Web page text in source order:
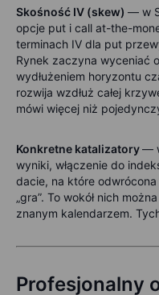
Skośność IV (skew) — w
opcje put i call at-the-
terminach IV dla put
Rynek zaczyna wyceniać
wydłużeniem horyzontu
rozwija wzdłuż całej
mówi więcej niż
Konkretne katalizatory—
wyniki, włączenie do
dacie, na które
„gra”. To wokół nich
znanym kalendarzem.
Profesjonalny